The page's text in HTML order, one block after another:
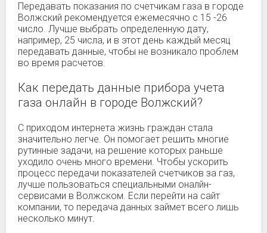
Передавать показания по счетчикам газа в городе
Волжский рекомендуется ежемесячно с 15 -26
число. Лучше выбрать определенную дату,
например, 25 числа, и в этот день каждый месяц
передавать данные, чтобы не возникало проблем
во время расчетов.
Как передать данные прибора учета
газа онлайн в городе Волжский?
С приходом интернета жизнь граждан стала
значительно легче. Он помогает решить многие
рутинные задачи, на решение которых раньше
уходило очень много времени. Чтобы ускорить
процесс передачи показателей счетчиков за газ,
лучше пользоваться специальными оналйн-
сервисами в Волжском. Если перейти на сайт
компании, то передача данных займет всего лишь
несколько минут.